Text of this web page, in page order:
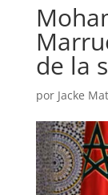
de la
por Jacke